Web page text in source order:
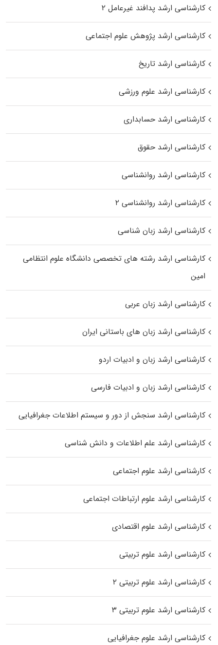
کارشناسی ارشد پدافند غیرعامل ۲
کارشناسی ارشد پژوهش علوم اجتماعی
کارشناسی ارشد تاریخ
کارشناسی ارشد علوم ورزشی
کارشناسی ارشد حسابداری
کارشناسی ارشد حقوق
کارشناسی ارشد روانشناسی
کارشناسی ارشد روانشناسی ۲
کارشناسی ارشد زبان شناسی
کارشناسی ارشد رﺷﺘﻪ ﻫﺎی تخصصی داﻧﺸﮕﺎه ﻋﻠﻮم انتظامی
اﻣﻴﻦ
کارشناسی ارشد زبان عربی
کارشناسی ارشد زبان‌ های باستانی ایران
کارشناسی ارشد زبان و ادبیات اردو
کارشناسی ارشد زبان و ادبیات فارسی
کارشناسی ارشد سنجش از دور و سیستم اطلاعات جغرافیایی
کارشناسی ارشد علم اطلاعات و دانش شناسی
کارشناسی ارشد علوم اجتماعی
کارشناسی ارشد علوم ارتباطات اجتماعی
کارشناسی ارشد علوم اقتصادی
کارشناسی ارشد علوم تربیتی
کارشناسی ارشد علوم تربیتی ۲
کارشناسی ارشد علوم تربیتی ۳
کارشناسی ارشد علوم جغرافیایی